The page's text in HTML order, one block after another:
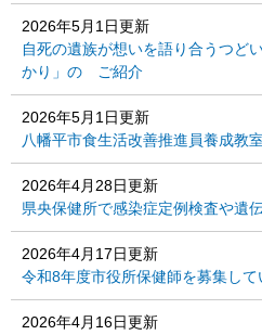
2026年5月1日更新
自死の遺族が想いを語り合うつど
かり」の ご紹介
2026年5月1日更新
八幡平市食生活改善推進員養成教室
2026年4月28日更新
県央保健所で感染症定例検査や遺
2026年4月17日更新
令和8年度市役所保健師を募集して
2026年4月16日更新